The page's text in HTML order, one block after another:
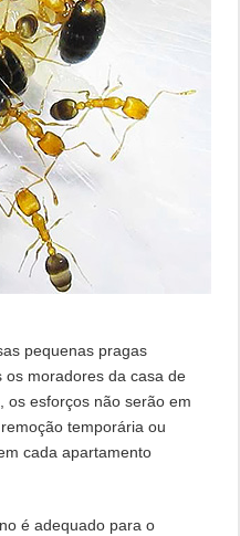
pequenas pragas
moradores da casa de
os esforços não serão em
temporária ou
cada apartamento
é adequado para o